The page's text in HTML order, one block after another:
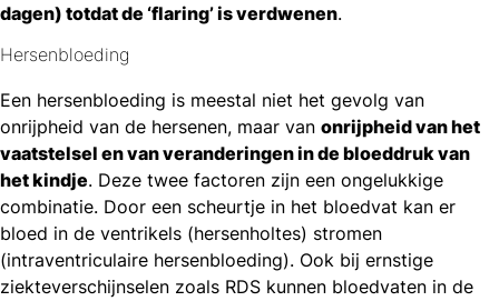
dagen) totdat de ‘flaring’ is verdwenen.
Hersenbloeding
Een hersenbloeding is meestal niet het gevolg van
onrijpheid van de hersenen, maar van onrijpheid van het
vaatstelsel en van veranderingen in de bloeddruk van
het kindje. Deze twee factoren zijn een ongelukkige
combinatie. Door een scheurtje in het bloedvat kan er
bloed in de ventrikels (hersenholtes) stromen
(intraventriculaire hersenbloeding). Ook bij ernstige
ziekteverschijnselen zoals RDS kunnen bloedvaten in de